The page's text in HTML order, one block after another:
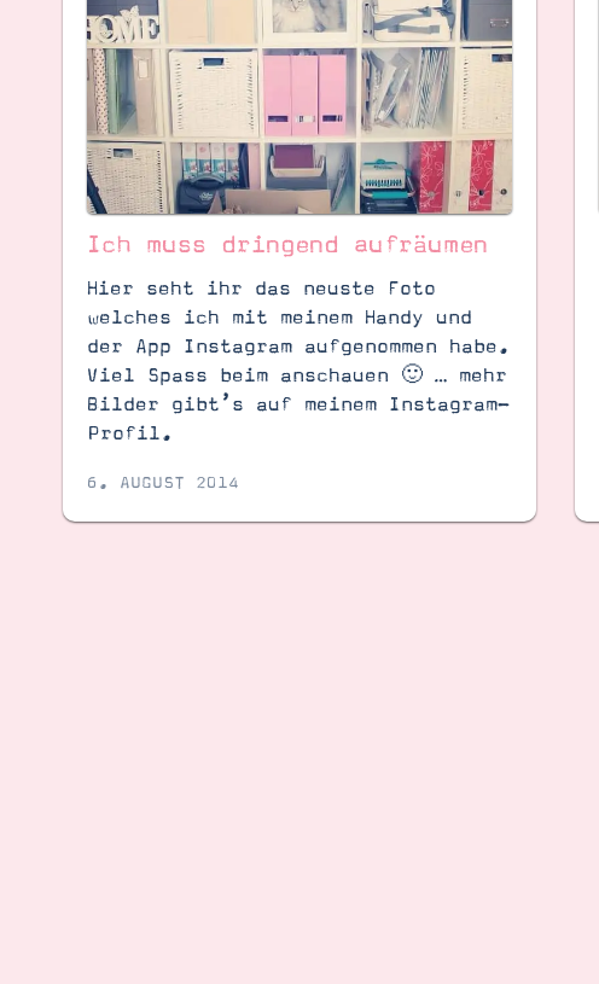
Ich muss dringend aufräumen
Hier seht ihr das neuste Foto
welches ich mit meinem Handy und
der App Instagram aufgenommen habe.
Viel Spass beim anschauen 🙂 … mehr
Bilder gibt’s auf meinem Instagram-
Profil.
6. AUGUST 2014